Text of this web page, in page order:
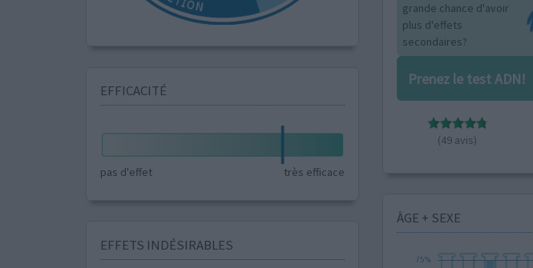
EFFICACITÉ
pas d'effet très efficace
EFFETS INDÉSIRABLES
grande chance d'avoir
plus d'effets
secondaires?
Prenez le test ADN!
(49 avis)
ÂGE + SEXE